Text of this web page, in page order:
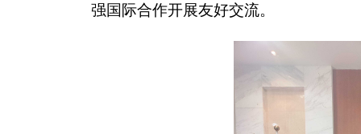
强国际合作开展友好交流。